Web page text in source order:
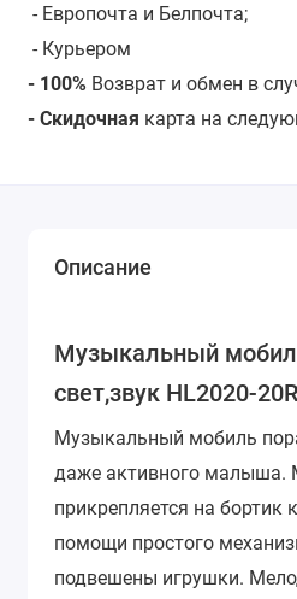
- Европочта и Белпочта;
- Курьером
- 100% Возврат и обмен в
- Скидочная карта на
Описание
Музыкальный
свет,звук HL2020-20R
Музыкальный мобиль
даже активного малыша.
прикрепляется на бортик
помощи простого
подвешены игрушки.